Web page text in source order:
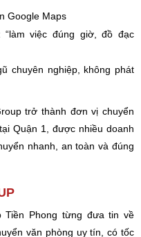
Google Maps
“làm việc đúng giờ, đồ đạc
chuyên nghiệp, không phát
trở thành đơn vị chuyển
Quận 1, được nhiều doanh
nhanh, an toàn và đúng
Tiền Phong từng đưa tin về
văn phòng uy tín, có tốc